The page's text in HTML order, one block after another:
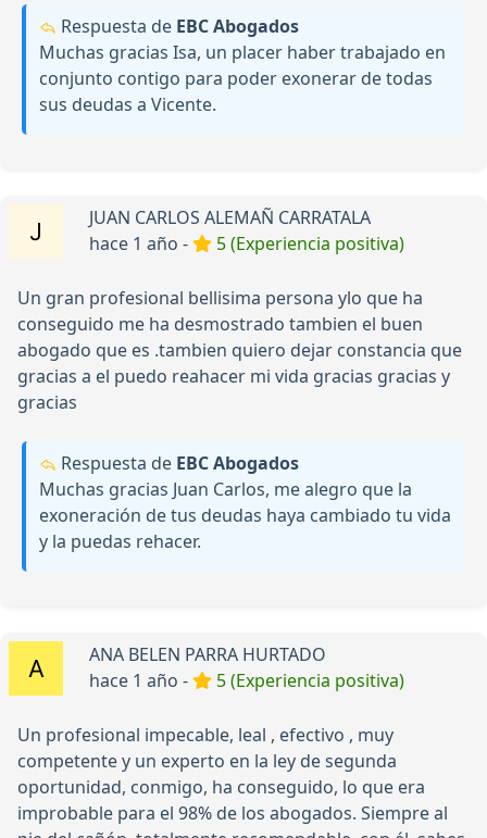
Respuesta de EBC Abogados
Muchas gracias Isa, un placer haber trabajado en
conjunto contigo para poder exonerar de todas
sus deudas a Vicente.
JUAN CARLOS ALEMAÑ CARRATALA
hace 1 año -
5 (Experiencia positiva)
Un gran profesional bellisima persona ylo que ha
conseguido me ha desmostrado tambien el buen
abogado que es .tambien quiero dejar constancia que
gracias a el puedo reahacer mi vida gracias gracias y
gracias
Respuesta de EBC Abogados
Muchas gracias Juan Carlos, me alegro que la
exoneración de tus deudas haya cambiado tu vida
y la puedas rehacer.
ANA BELEN PARRA HURTADO
hace 1 año -
5 (Experiencia positiva)
Un profesional impecable, leal , efectivo , muy
competente y un experto en la ley de segunda
oportunidad, conmigo, ha conseguido, lo que era
improbable para el 98% de los abogados. Siempre al